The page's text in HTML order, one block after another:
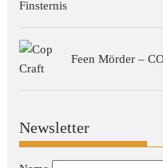
Feen Mörder –
Newsletter